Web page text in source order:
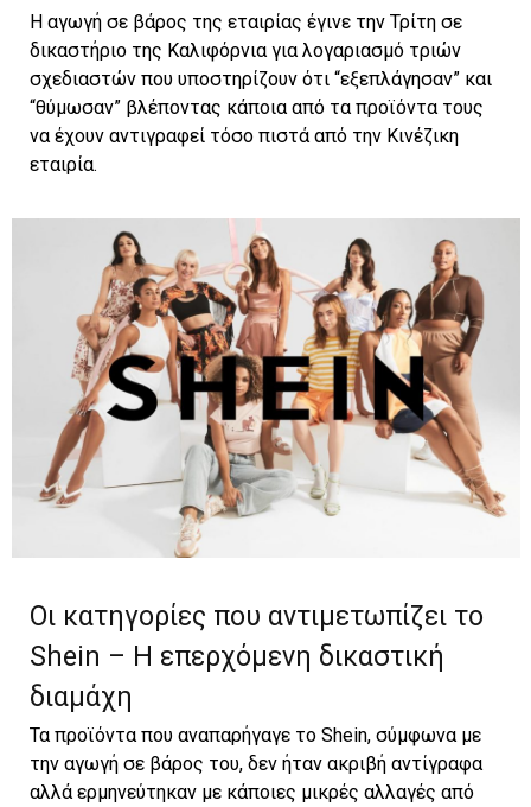
Η αγωγή σε βάρος της εταιρίας έγινε την Τρίτη σε
δικαστήριο της Καλιφόρνια για λογαριασμό τριών
σχεδιαστών που υποστηρίζουν ότι “εξεπλάγησαν” και
“θύμωσαν” βλέποντας κάποια από τα προϊόντα τους
να έχουν αντιγραφεί τόσο πιστά από την Κινέζικη
εταιρία.
Οι κατηγορίες που αντιμετωπίζει το
Shein – Η επερχόμενη δικαστική
διαμάχη
Τα προϊόντα που αναπαρήγαγε το Shein, σύμφωνα με
την αγωγή σε βάρος του, δεν ήταν ακριβή αντίγραφα
αλλά ερμηνεύτηκαν με κάποιες μικρές αλλαγές από